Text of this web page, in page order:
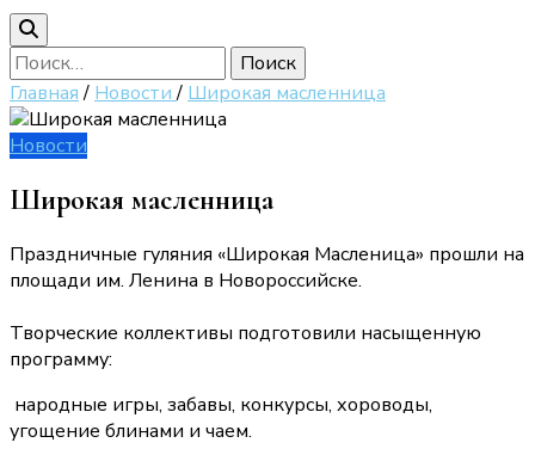
Найти:
Главная / Новости/ Широкая масленница
Новости
Широкая масленница
Праздничные гуляния «Широкая Масленица» прошли на
площади им. Ленина в Новороссийске.
Творческие коллективы подготовили насыщенную
программу:
народные игры, забавы, конкурсы, хороводы,
угощение блинами и чаем.